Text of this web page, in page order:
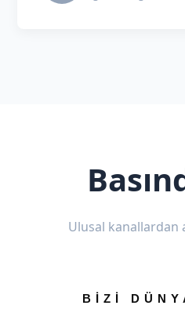
Ulusal kanallardan
BİZİ